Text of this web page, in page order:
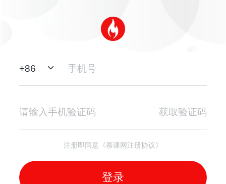
+86
获取验证码
注册即同意《慕课网注册协议》
登录